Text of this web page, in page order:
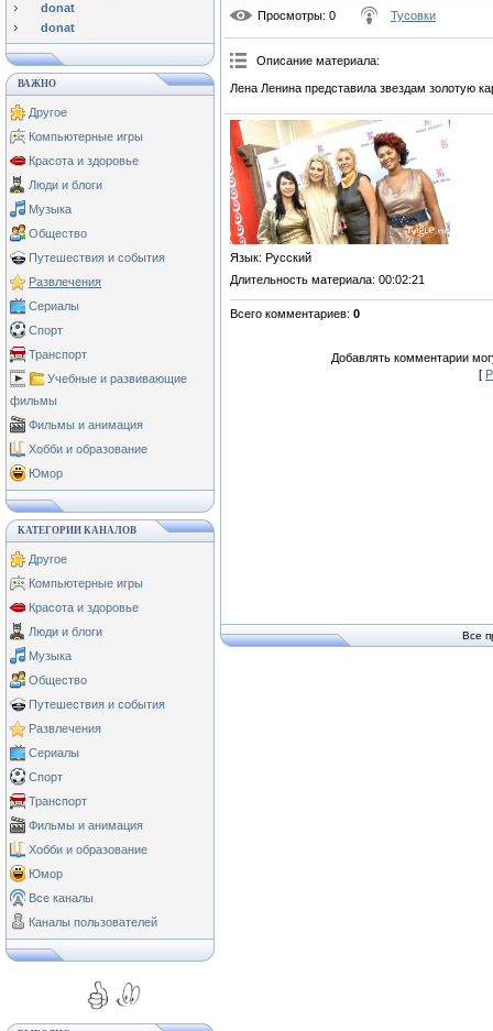
donat
donat
ВАЖНО
Другое
Компьютерные игры
Красота и здоровье
Люди и блоги
Музыка
Общество
Путешествия и события
Развлечения
Сериалы
Спорт
Транспорт
Учебные и развивающие
фильмы
Фильмы и анимация
Хобби и образование
Юмор
КАТЕГОРИИ КАНАЛОВ
Другое
Компьютерные игры
Красота и здоровье
Люди и блоги
Музыка
Общество
Путешествия и события
Развлечения
Сериалы
Спорт
Транспорт
Фильмы и анимация
Хобби и образование
Юмор
Все каналы
Каналы пользователей
Просмотры: 0 Тусовки
Описание материала:
Лена Ленина представила звездам золотую
Язык: Русский
Длительность материала: 00:02:21
Всего комментариев: 0
Добавлять комментарии
[
Все